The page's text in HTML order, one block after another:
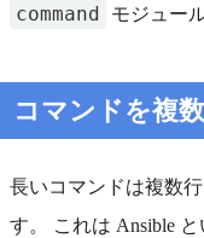
command モジュー
コマンドを複
長いコマンドは複数
す。 これは Ansible